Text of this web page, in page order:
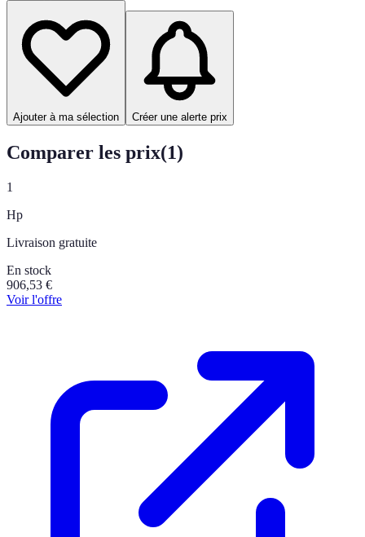
Ajouter à ma sélection Créer une alerte prix
Comparer les prix(1)
1
Hp
Livraison gratuite
En stock
906,53 €
Voir l'offre